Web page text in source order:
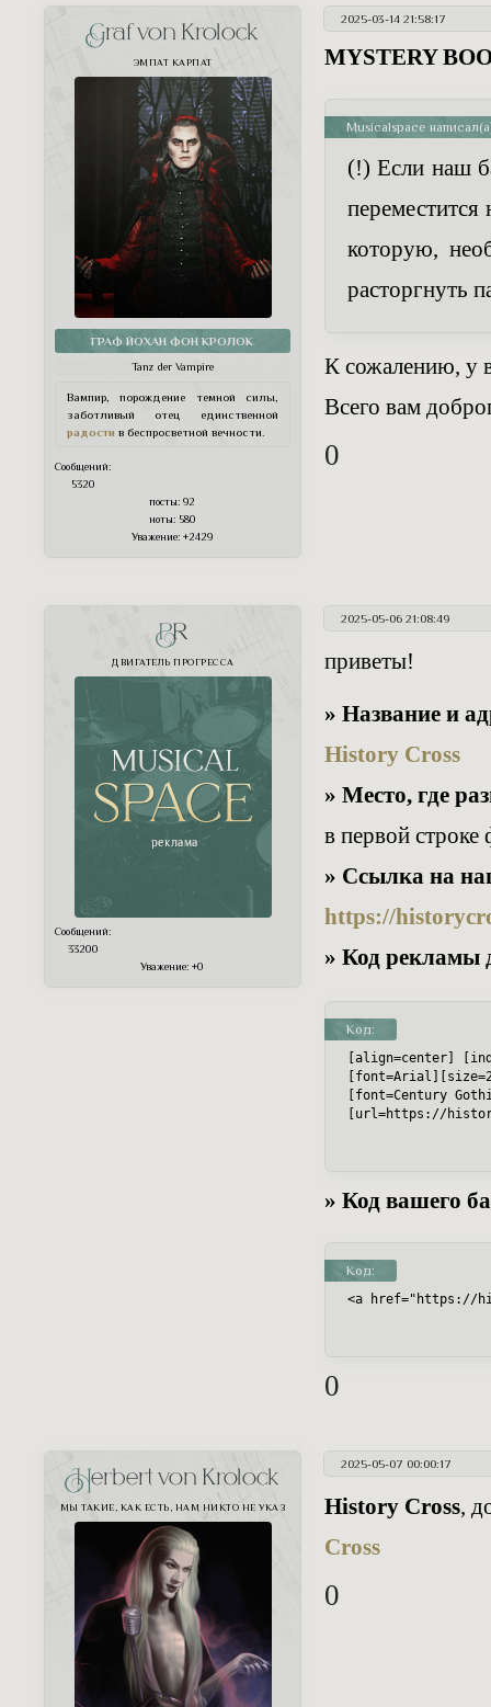
2025-03-14 21:58:17
Graf von Krolock
ЭМПАТ КАРПАТ
ГРАФ ЙОХАН ФОН КРОЛОК
Tanz der Vampire
Вампир, порождение темной силы,
заботливый отец единственной
радости в беспросветной вечности.
Сообщений:
5320
посты: 92
ноты: 580
Уважение: +2429
MYSTERY
Musicalspace
(!) Если наш
которую,
расторгнуть
К сожалению, у
Всего вам
0
2025-05-06 21:08:49
PR
ДВИГАТЕЛЬ ПРОГРЕССА
Сообщений:
33200
Уважение: +0
приветы!
» Название и
History Cross
» Место, где
в первой строке
» Ссылка на
https://
» Код рекламы
Код:
[align=center]
[font=Century
[url=https://
» Код вашего
Код:
<a href="https://
0
2025-05-07 00:00:17
Herbert von Krolock
МЫ ТАКИЕ, КАК ЕСТЬ, НАМ НИКТО НЕ УКАЗ History Cross,
Cross
0